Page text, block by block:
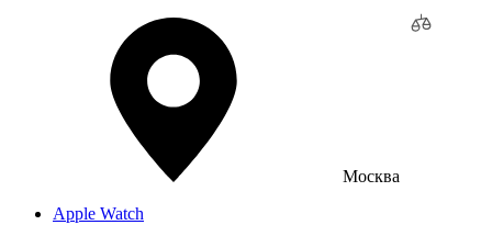
Москва
Apple Watch